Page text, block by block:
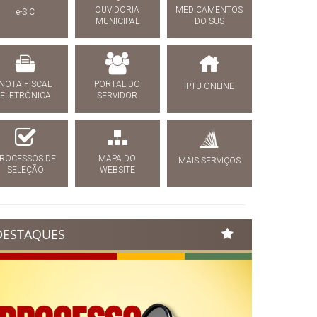
e-SIC
OUVIDORIA
MUNICIPAL
MEDICAMENTOS
DO SUS
FISCAL
ELETRÔNICA
PORTAL DO
SERVIDOR
IPTU ONLINE
DE
SELEÇÃO
MAPA DO
WEBSITE
MAIS SERVIÇOS